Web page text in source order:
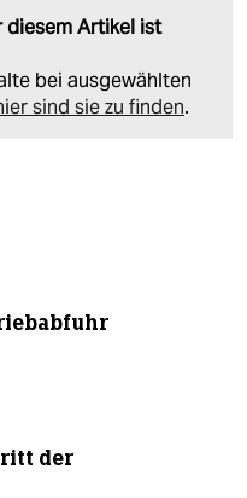
diesem Artikel ist
bei ausgewählten
sind sie zu finden.
der